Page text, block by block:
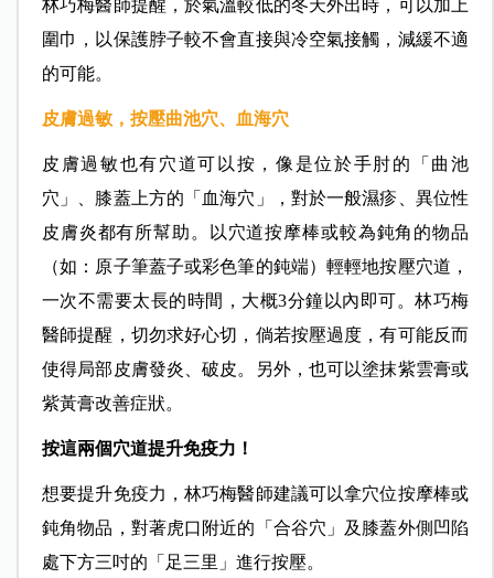
林巧梅醫師提醒，於氣溫較低的冬天外出時，可以加上
圍巾，以保護脖子較不會直接與冷空氣接觸，減緩不適
的可能。
皮膚過敏，按壓曲池穴、血海穴
皮膚過敏也有穴道可以按，像是位於手肘的「曲池
穴」、膝蓋上方的「血海穴」，對於一般濕疹、異位性
皮膚炎都有所幫助。以穴道按摩棒或較為鈍角的物品
（如：原子筆蓋子或彩色筆的鈍端）輕輕地按壓穴道，
一次不需要太長的時間，大概3分鐘以內即可。林巧梅
醫師提醒，切勿求好心切，倘若按壓過度，有可能反而
使得局部皮膚發炎、破皮。另外，也可以塗抹紫雲膏或
紫黃膏改善症狀。
按這兩個穴道提升免疫力！
想要提升免疫力，林巧梅醫師建議可以拿穴位按摩棒或
鈍角物品，對著虎口附近的「合谷穴」及膝蓋外側凹陷
處下方三吋的「足三里」進行按壓。